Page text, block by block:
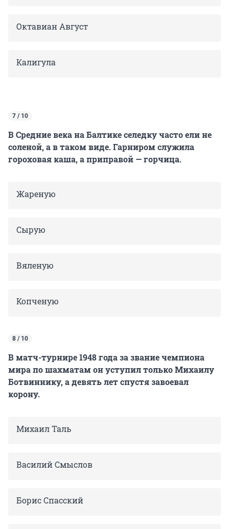
Октавиан Август
Калигула
7 / 10
В Средние века на Балтике селедку часто ели не
соленой, а в таком виде. Гарниром служила
гороховая каша, а приправой — горчица.
Жареную
Сырую
Вяленую
Копченую
8 / 10
В матч-турнире 1948 года за звание чемпиона
мира по шахматам он уступил только Михаилу
Ботвиннику, а девять лет спустя завоевал
корону.
Михаил Таль
Василий Смыслов
Борис Спасский